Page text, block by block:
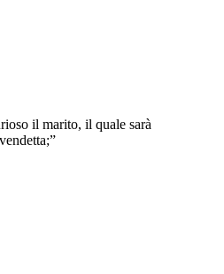
il marito, il quale sarà
”